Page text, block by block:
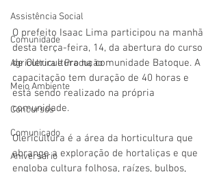
Assistência Social
Comunidade
Agricultura e Produção
Meio Ambiente
Concursos
Comunicado
Aniversário
O prefeito Isaac Lima participou na manhã
desta terça-feira, 14, da abertura do curso
de Olericultura na comunidade Batoque. A
capacitação tem duração de 40 horas e
está sendo realizado na própria
comunidade.
Olericultura é a área da horticultura que
abrange a exploração de hortaliças e que
engloba cultura folhosa, raízes, bulbos,